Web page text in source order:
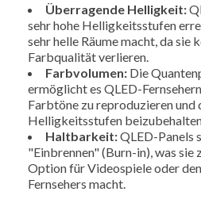
Überragende Helligkeit:
sehr hohe Helligkeitsstufen
sehr helle Räume macht, da sie
Farbqualität verlieren.
Farbvolumen: Die
ermöglicht es QLED-
Farbtöne zu reproduzieren und
Helligkeitsstufen
Haltbarkeit:QLED-Panels
"Einbrennen" (Burn-in), was sie
Option für Videospiele oder
Fernsehers macht.